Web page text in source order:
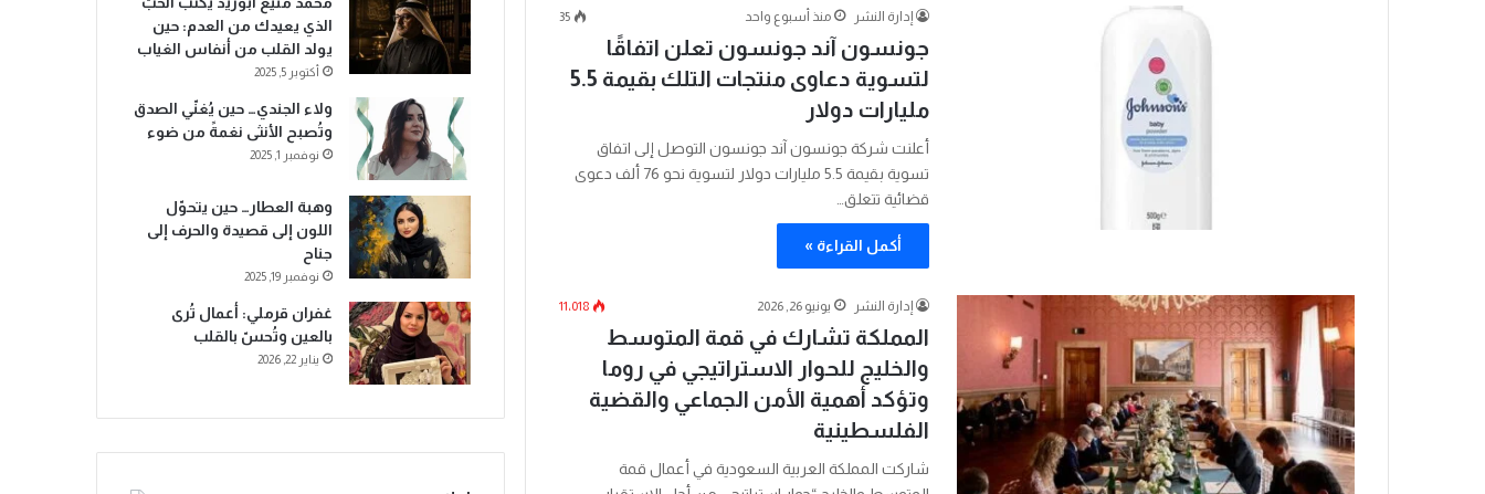
إدارة النشر منذ أسبوع واحد 35
جونسون آند جونسون تعلن اتفاقًا
لتسوية دعاوى منتجات التلك بقيمة 5.5
مليارات دولار
أعلنت شركة جونسون آند جونسون التوصل إلى اتفاق
تسوية بقيمة 5.5 مليارات دولار لتسوية نحو 76 ألف دعوى
قضائية تتعلق…
أكمل القراءة »
إدارة النشر يونيو 26, 2026 11٬018
المملكة تشارك في قمة المتوسط
والخليج للحوار الاستراتيجي في روما
وتؤكد أهمية الأمن الجماعي والقضية
الفلسطينية
شاركت المملكة العربية السعودية في أعمال قمة
الذي يعيدك من العدم: حين
يولد القلب من أنفاس الغياب
أكتوبر 5, 2025
ولاء الجندي… حين يُغنّي الصدق
وتُصبح الأنثى نغمةً من ضوء
نوفمبر 1, 2025
وهبة العطار… حين يتحوّل
اللون إلى قصيدة والحرف إلى
جناح
نوفمبر 19, 2025
غفران قرملي: أعمال تُرى
بالعين وتُحسّ بالقلب
يناير 22, 2026